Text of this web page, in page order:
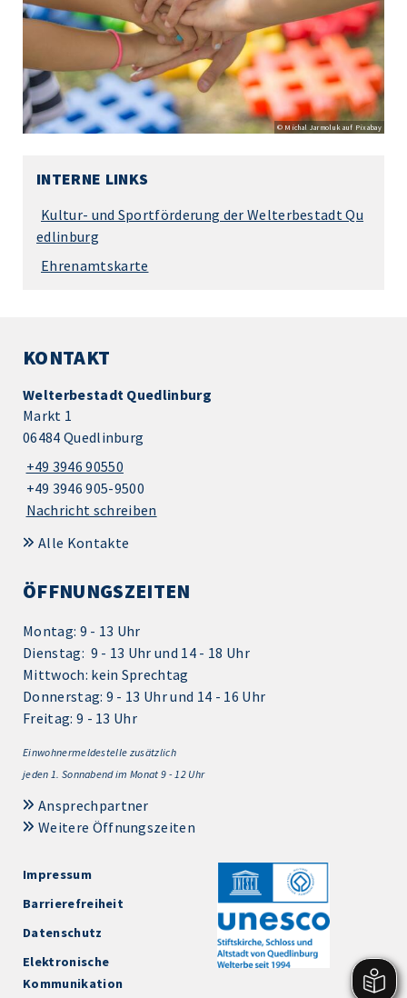
© Michal Jarmoluk auf Pixabay
INTERNE LINKS
Kultur- und Sportförderung der Welterbestadt Qu
edlinburg
Ehrenamtskarte
KONTAKT
Welterbestadt Quedlinburg
Markt 1
06484 Quedlinburg
+49 3946 90550
+49 3946 905-9500
Nachricht schreiben
Alle Kontakte
ÖFFNUNGSZEITEN
Montag: 9 - 13 Uhr
Dienstag: 9 - 13 Uhr und 14 - 18 Uhr
Mittwoch: kein Sprechtag
Donnerstag: 9 - 13 Uhr und 14 - 16 Uhr
Freitag: 9 - 13 Uhr
Einwohnermeldestelle zusätzlich
jeden 1. Sonnabend im Monat 9 - 12 Uhr
Ansprechpartner
Weitere Öffnungszeiten
Impressum
Barrierefreiheit
Datenschutz
Elektronische
Kommunikation